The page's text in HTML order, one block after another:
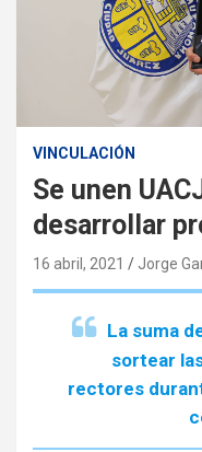
VINCULACIÓN
Se unen
desarrollar
16 abril, 2021 Jorge
La suma
sortear
rectores